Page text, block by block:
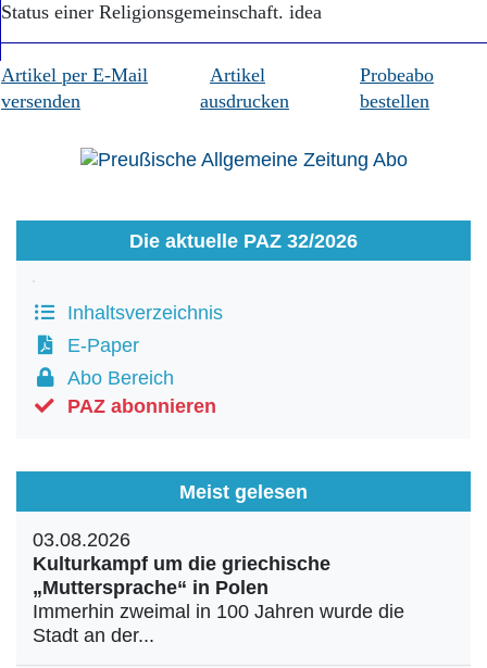
Status einer Religionsgemeinschaft. idea
Artikel per E-Mail
versenden
Artikel
ausdrucken
Probeabo
bestellen
Die aktuelle PAZ 32/2026
Inhaltsverzeichnis
E-Paper
Abo Bereich
PAZ abonnieren
Meist gelesen
03.08.2026
Kulturkampf um die griechische
„Muttersprache“ in Polen
Immerhin zweimal in 100 Jahren wurde die
Stadt an der...